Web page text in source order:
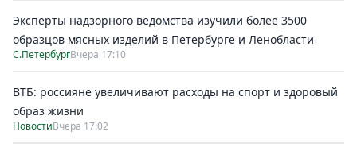
Эксперты надзорного ведомства изучили более 3500
образцов мясных изделий в Петербурге и Ленобласти
С.ПетербургВчера 17:10
ВТБ: россияне увеличивают расходы на спорт и здоровый
образ жизни
НовостиВчера 17:02